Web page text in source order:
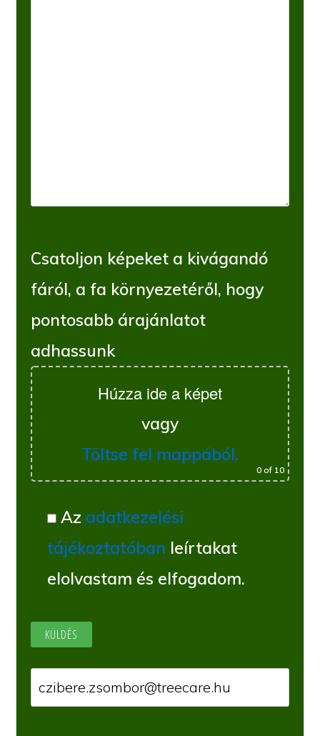
Csatoljon képeket a kivágandó
fáról, a fa környezetéről, hogy
pontosabb árajánlatot
adhassunk
Húzza ide a képet
vagy
Töltse fel mappából.
0of 10
Az adatkezelési
tájékoztatóban leírtakat
elolvastam és elfogadom.